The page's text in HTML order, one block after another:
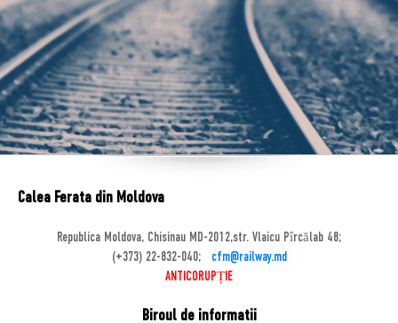
Calea Ferata din Moldova
Republica Moldova, Chisinau MD-2012,str. Vlaicu Pîrcălab 48;
(+373) 22-832-040;
cfm@railway.md
ANTICORUPȚIE
Biroul de informatii